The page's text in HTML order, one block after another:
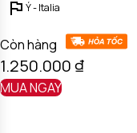
Ý - Italia
Còn hàng
1.250.000₫
MUA NGAY